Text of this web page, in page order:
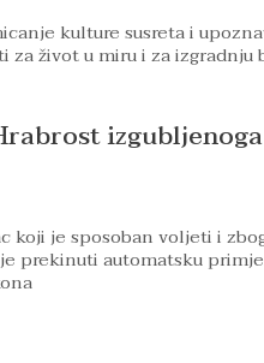
kulture susreta i
život u miru i za izgradnju
koji je sposoban voljeti i
prekinuti automatsku